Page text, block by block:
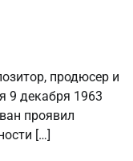
продюсер и
9 декабря 1963
проявил
[…]